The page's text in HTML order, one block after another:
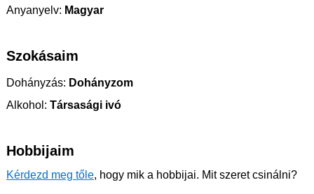
Anyanyelv: Magyar
Szokásaim
Dohányzás: Dohányzom
Alkohol: Társasági ivó
Hobbijaim
Kérdezd meg tőle, hogy mik a hobbijai. Mit szeret csinálni?